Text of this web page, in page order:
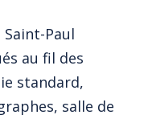
Saint-Paul
au fil des
standard,
salle de